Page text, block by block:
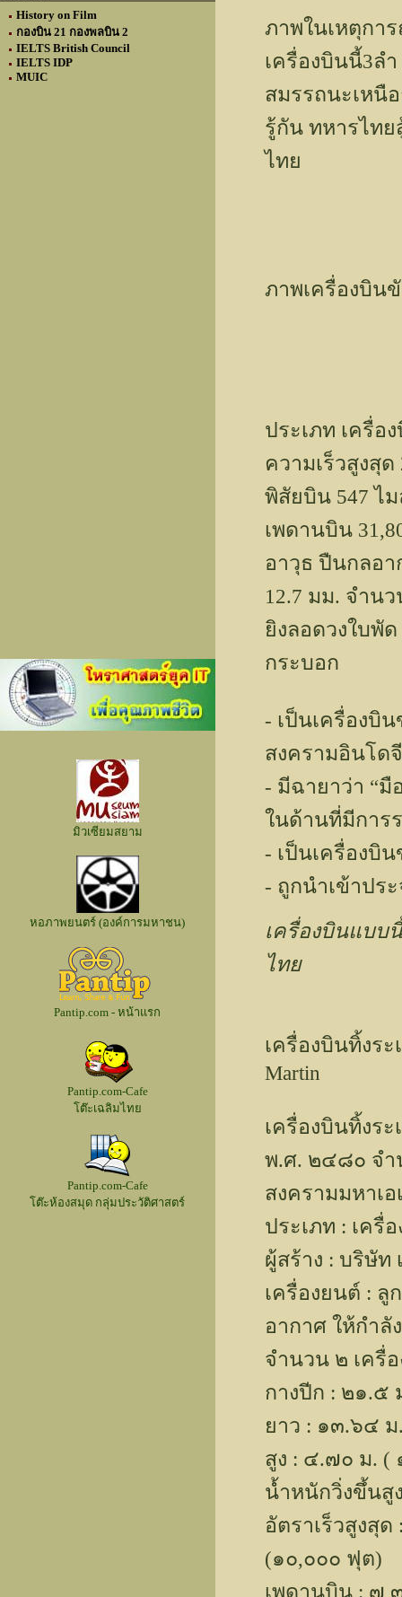
History on Film
กองบิน 21 กองพลบิน 2
IELTS British Council
IELTS IDP
MUIC
มิวเซียมสยาม
หอภาพยนตร์ (องค์การมหาชน)
Pantip.com - หน้าแรก
Pantip.com-Cafe
โต๊ะเฉลิมไทย
Pantip.com-Cafe
โต๊ะห้องสมุด กลุ่มประวัติศาสตร์
ภาพในเหตุกา
เครื่องบินนี้3
สมรรถนะเหนื
รู้กัน ทหารไทย
ไทย
ภาพเครื่องบิน
ประเภท เครื่อ
ความเร็วสูงสุ
พิสัยบิน 547 ไ
เพดานบิน
อาวุธ ปืนกลอ
12.7 มม. จำน
ยิงลอดวงใบพั
กระบอก
- เป็นเครื่องบิ
สงครามอินโด
- มีฉายาว่า “มื
ในด้านที่มีการ
- เป็นเครื่องบิ
- ถูกนำเข้าปร
เครื่องบินแบบ
ไทย
เครื่องบินทิ้งร
Martin
เครื่องบินทิ้งร
พ.ศ. ๒๔๘๐ จำ
สงครามมหาเ
ประเภท : เครื่
ผู้สร้าง : บริษัท
เครื่องยนต์ :
อากาศ ให้กำลั
จำนวน ๒ เครื่อ
กางปีก : ๒๑.๕
ยาว : ๑๓.๖๔
สูง : ๔.๗๐ ม.
น้ำหนักวิ่งขึ้นสู
อัตราเร็วสูงสุ
(๑๐,๐๐๐ ฟุต)
เพดานบิน : ๗,